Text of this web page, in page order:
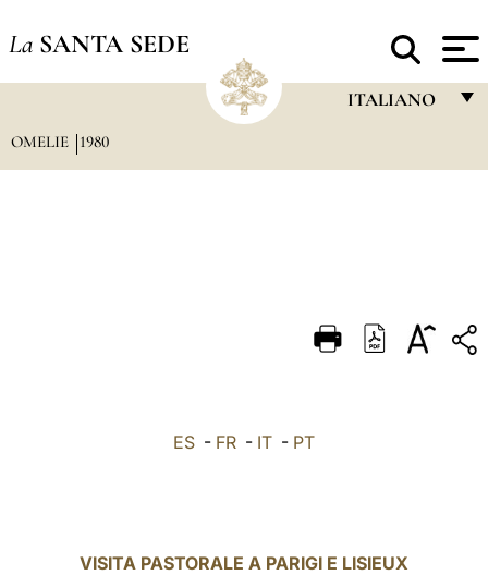
La SANTA SEDE
ITALIANO
DEUTSCH
OMELIE 1980
ES - FR - IT - PT
VISITA PASTORALE A PARIGI E LISIEUX